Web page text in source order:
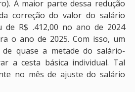
A maior parte dessa redução
correção do valor do salário
de R$ .412,00 no ano de 2024
o ano de 2025. Com isso, um
quase a metade do salário-
a cesta básica individual. Tal
no mês de ajuste do salário